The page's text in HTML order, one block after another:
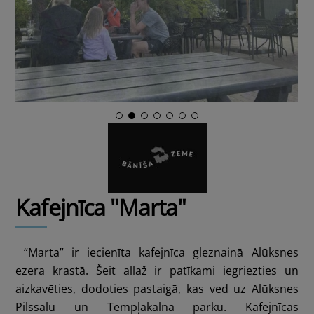
Kafejnīca "Marta"
“Marta” ir iecienīta kafejnīca gleznainā Alūksnes
ezera krastā. Šeit allaž ir patīkami iegriezties un
aizkavēties, dodoties pastaigā, kas ved uz Alūksnes
Pilssalu un Tempļakalna parku. Kafejnīcas